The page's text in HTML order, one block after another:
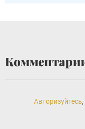
Авторизуйтесь